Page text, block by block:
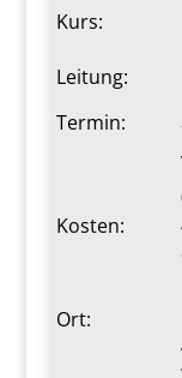
Kurs:
Leitung:
Termin:
Kosten:
Ort: